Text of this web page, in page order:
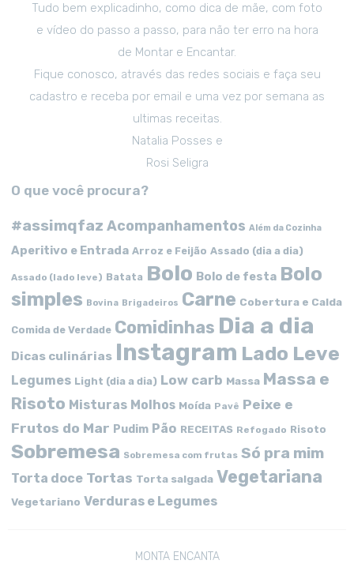
Tudo bem explicadinho, como dica de mãe, com foto
e vídeo do passo a passo, para não ter erro na hora
de Montar e Encantar.
Fique conosco, através das redes sociais e faça seu
cadastro e receba por email e uma vez por semana as
ultimas receitas.
Natalia Posses e
Rosi Seligra
O que você procura?
#assimqfaz Acompanhamentos Além da Cozinha
Aperitivo e Entrada Arroz e Feijão Assado (dia a dia)
Assado (lado leve) Batata Bolo Bolo de festa Bolo
simples Bovina Brigadeiros Carne Cobertura e Calda
Comida de Verdade Comidinhas Dia a dia
Dicas culinárias Instagram Lado Leve
Legumes Light (dia a dia) Low carb Massa Massa e
Risoto Misturas Molhos Moída Pavê Peixe e
Frutos do Mar Pudim Pão RECEITAS Refogado Risoto
Sobremesa Sobremesa com frutas Só pra mim
Torta doce Tortas Torta salgada Vegetariana
Vegetariano Verduras e Legumes
MONTA ENCANTA